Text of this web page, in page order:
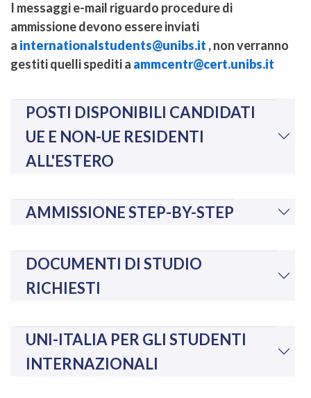
I messaggi e-mail riguardo procedure di
ammissione devono essere inviati
a internationalstudents@unibs.it , non verranno
gestiti quelli spediti a ammcentr@cert.unibs.it
POSTI DISPONIBILI CANDIDATI
UE E NON-UE RESIDENTI
ALL'ESTERO
AMMISSIONE STEP-BY-STEP
DOCUMENTI DI STUDIO
RICHIESTI
UNI-ITALIA PER GLI STUDENTI
INTERNAZIONALI